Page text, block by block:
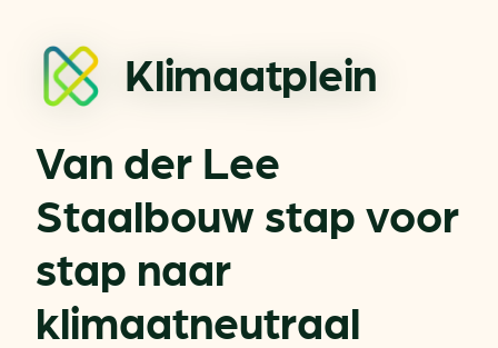
Klimaatplein
Van der Lee
Staalbouw stap voor
stap naar
klimaatneutraal